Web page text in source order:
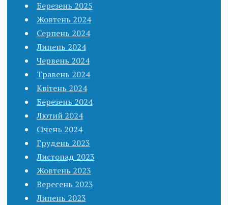
Березень 2025
Жовтень 2024
Серпень 2024
Липень 2024
Червень 2024
Травень 2024
Квітень 2024
Березень 2024
Лютий 2024
Січень 2024
Грудень 2023
Листопад 2023
Жовтень 2023
Вересень 2023
Липень 2023